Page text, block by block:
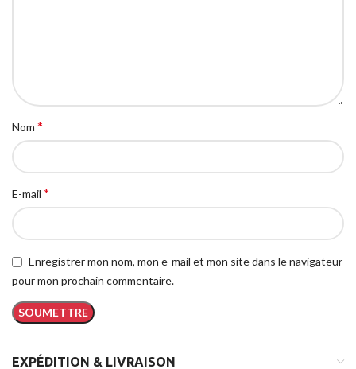
Nom *
E-mail *
Enregistrer mon nom, mon e-mail et mon site dans le navigateur
pour mon prochain commentaire.
EXPÉDITION & LIVRAISON